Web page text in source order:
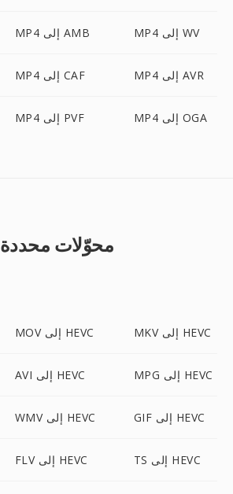
MP4 إلى AMB MP4 إلى WV
MP4 إلى CAF MP4 إلى AVR
MP4 إلى PVF MP4 إلى OGA
محوّلات محددة
MOV إلى HEVC MKV إلى HEVC
AVI إلى HEVC MPG إلى HEVC
WMV إلى HEVC GIF إلى HEVC
FLV إلى HEVC TS إلى HEVC